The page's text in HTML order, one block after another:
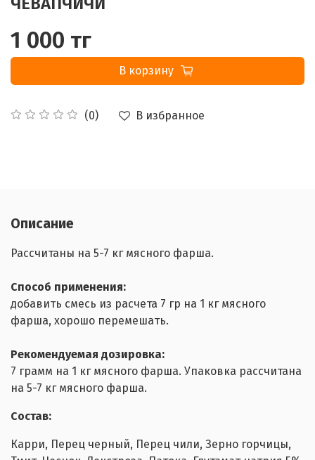
(0) В избранное
1 000 тг
В корзину
Описание
Рассчитаны на 5-7 кг мясного фарша.
Способ применения:
добавить смесь из расчета 7 гр на 1 кг мясного
фарша, хорошо перемешать.
Рекомендуемая дозировка:
7 грамм на 1 кг мясного фарша. Упаковка рассчитана
на 5-7 кг мясного фарша.
Состав:
Карри, Перец черный, Перец чили, Зерно горчицы,